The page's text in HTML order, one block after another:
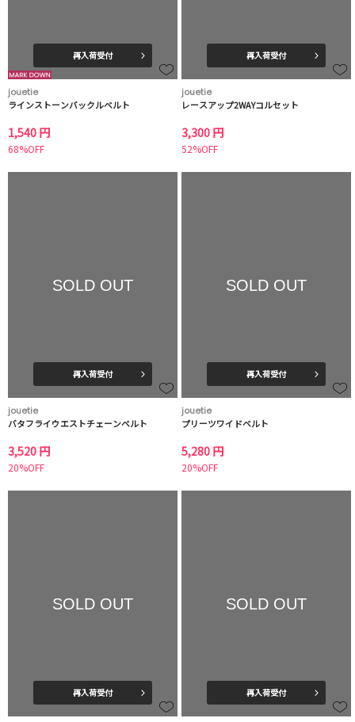
再入荷受付
jouetie
ラインストーンバックルベルト
1,540 円
68%OFF
再入荷受付
jouetie
レースアップ2WAYコルセット
3,300 円
52%OFF
SOLD OUT
再入荷受付
jouetie
バタフライウエストチェーンベルト
3,520 円
20%OFF
SOLD OUT
再入荷受付
jouetie
プリーツワイドベルト
5,280 円
20%OFF
SOLD OUT
再入荷受付
SOLD OUT
再入荷受付